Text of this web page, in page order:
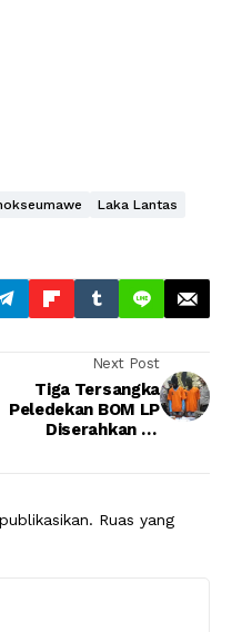
Laka Lantas
Next Post
Tiga Tersangka
Peledekan BOM LP
Diserahkan ke
Ruas yang